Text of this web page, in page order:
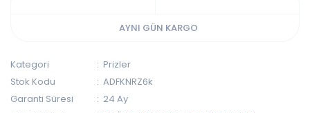
AYNI GÜN KARGO
Kategori
Prizler
Stok Kodu
ADFKNRZ6k
Garanti Süresi
24 Ay